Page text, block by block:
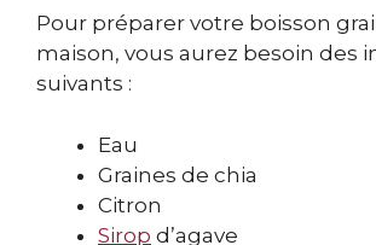
Pour préparer votre boisson
maison, vous aurez besoin des
suivants :
Eau
Graines de chia
Citron
Sirop d’agave